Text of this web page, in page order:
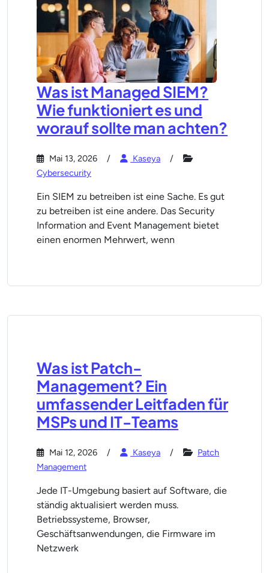
Was ist Managed SIEM?
Wie funktioniert es und
worauf sollte man achten?
Mai 13, 2026
Kaseya
Cybersecurity
Ein SIEM zu betreiben ist eine Sache. Es gut
zu betreiben ist eine andere. Das Security
Information and Event Management bietet
einen enormen Mehrwert, wenn
Was ist Patch-
Management? Ein
umfassender Leitfaden für
MSPs und IT-Teams
Mai 12, 2026 Kaseya
Patch
Management
Jede IT-Umgebung basiert auf Software, die
ständig aktualisiert werden muss.
Betriebssysteme, Browser,
Geschäftsanwendungen, die Firmware im
Netzwerk